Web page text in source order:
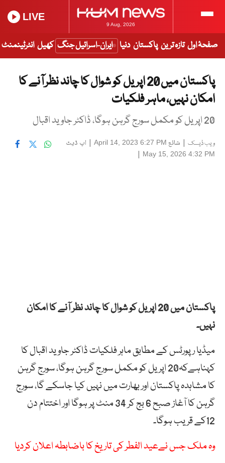
9 Aug, 2026
LIVE
صفحۂ اول تازہ ترین پاکستان دنیا ایران-اسرائیل جنگ کھیل انٹرٹینمنٹ
پاکستان میں 20 اپریل کو شوال کا چاند نظر آنے کا
امکان نہیں، ماہر فلکیات
20 اپریل کو مکمل سورج گرہن ہوگا، ڈاکٹر جاوید اقبال
ویب ڈیسک | شائع April 14, 2023 6:27 PM
| اپ ڈیٹ
May 15, 2026 4:32 PM
|
پاکستان میں 20 اپریل کو شوال کا چاند نظر آنے کا امکان
نہیں۔
میڈیا رپورٹس کے مطابق ماہر فلکیات ڈاکٹر جاوید اقبال کا
کہناہےکہ20 اپریل کو مکمل سورج گرہن ہوگا، سورج گرہن
کا مشاہدہ پاکستان اور بھارت میں نہیں کیا جاسکے گا، سورج
گرہن کا آغاز صبح 6 بج کر 34 منٹ پر ہوگا اور اختتام دن
12کے قریب ہوگا۔
وہ ملک جس نےعید الفطر کی تاریخ کا باضابطہ اعلان کردیا